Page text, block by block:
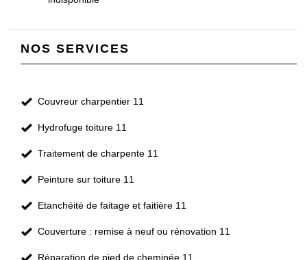
NOS SERVICES
Couvreur charpentier 11
Hydrofuge toiture 11
Traitement de charpente 11
Peinture sur toiture 11
Etanchéité de faitage et faitière 11
Couverture : remise à neuf ou rénovation 11
Réparation de pied de cheminée 11